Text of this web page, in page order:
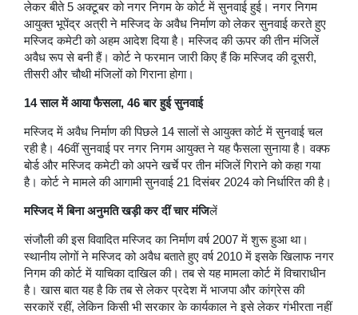
लेकर बीते 5 अक्टूबर को नगर निगम के कोर्ट में सुनवाई हुई। नगर निगम
आयुक्त भूपेंद्र अत्री ने मस्जिद के अवैध निर्माण को लेकर सुनवाई करते हुए
मस्जिद कमेटी को अहम आदेश दिया है। मस्जिद की ऊपर की तीन मंजिलें
अवैध रूप से बनी हैं। कोर्ट ने फरमान जारी किए हैं कि मस्जिद की दूसरी,
तीसरी और चौथी मंजिलों को गिराना होगा।
14 साल में आया फैसला, 46 बार हुई सुनवाई
मस्जिद में अवैध निर्माण की पिछले 14 सालों से आयुक्त कोर्ट में सुनवाई चल
रही है। 46वीं सुनवाई पर नगर निगम आयुक्त ने यह फैसला सुनाया है। वक्फ
बोर्ड और मस्जिद कमेटी को अपने खर्चे पर तीन मंजिलें गिराने को कहा गया
है। कोर्ट ने मामले की आगामी सुनवाई 21 दिसंबर 2024 को निर्धारित की है।
मस्जिद में बिना अनुमति खड़ी कर दीं चार मंजिलें
संजौली की इस विवादित मस्जिद का निर्माण वर्ष 2007 में शुरू हुआ था।
स्थानीय लोगों ने मस्जिद को अवैध बताते हुए वर्ष 2010 में इसके खिलाफ नगर
निगम की कोर्ट में याचिका दाखिल की। तब से यह मामला कोर्ट में विचाराधीन
है। खास बात यह है कि तब से लेकर प्रदेश में भाजपा और कांग्रेस की
सरकारें रहीं, लेकिन किसी भी सरकार के कार्यकाल ने इसे लेकर गंभीरता नहीं